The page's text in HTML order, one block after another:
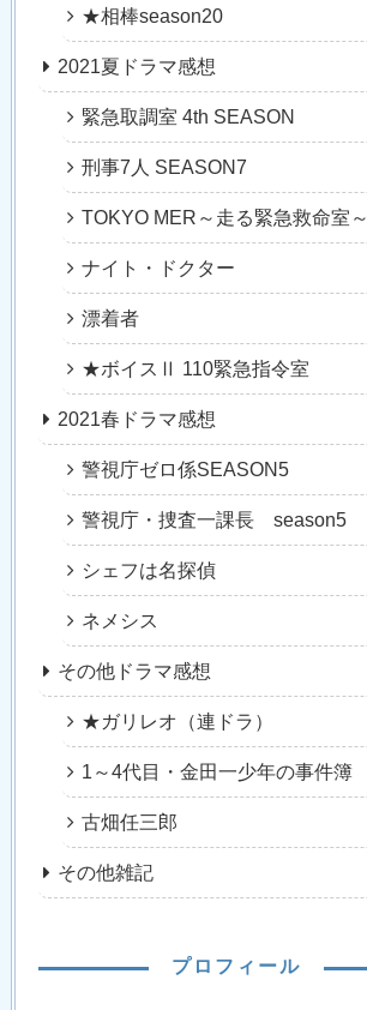
★相棒season20
2021夏ドラマ感想
緊急取調室 4th SEASON
刑事7人 SEASON7
TOKYO MER～走る緊急救命室～
ナイト・ドクター
漂着者
★ボイスⅡ 110緊急指令室
2021春ドラマ感想
警視庁ゼロ係SEASON5
警視庁・捜査一課長 season5
シェフは名探偵
ネメシス
その他ドラマ感想
★ガリレオ（連ドラ）
1～4代目・金田一少年の事件簿
古畑任三郎
その他雑記
プロフィール